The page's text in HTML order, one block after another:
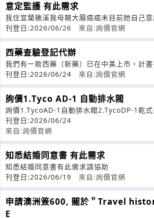
意定監護 有此需求
我住宜蘭礁溪我母親大腸癌癌末目前她自己意
清楚，就是身體虛我們住五樓她無法上下
刊登日:2026/06/26 來自:詢價官網
西藥查驗登記代辦
我們有一款西藥（新藥）已在中美上市，計畫
灣做查驗登記，想咨詢貴司是否有該項服
刊登日:2026/06/24 來自:詢價官網
詢價1.Tyco AD-1 自動排水閥
詢價1.TycoAD-1自動排水閥2.TycoDP-1乾式
執行器3.以及相關
刊登日:2026/06/24
來自:詢價官網
知悉結婚同意書 有此需求
知悉結婚同意書有此需求請協助
刊登日:2026/06/19
來自:詢價官網
申請澳洲簽600, 關於＂Travel
E